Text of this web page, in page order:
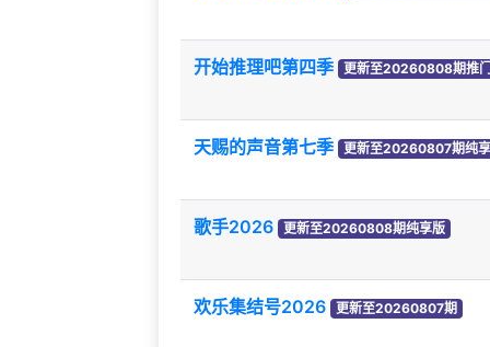
开始推理吧第四季 更新至20260808期推
天赐的声音第七季 更新至20260807期纯享
歌手2026 更新至20260808期纯享版
欢乐集结号2026 更新至20260807期